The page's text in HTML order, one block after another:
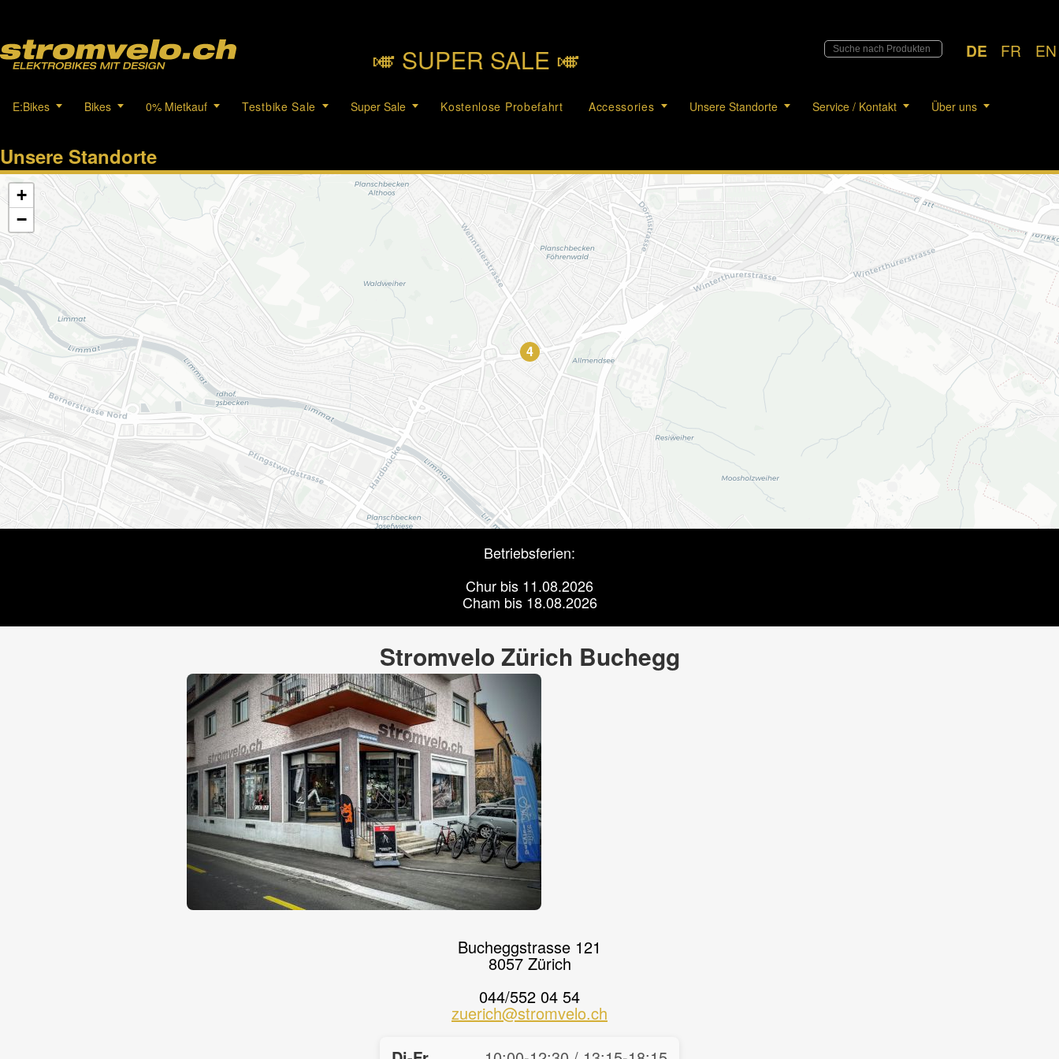
DE FR EN
🎺︎ SUPER SALE 🎺︎
E:Bikes Bikes 0% Mietkauf Testbike Sale Super Sale Kostenlose Probefahrt Accessories Unsere Standorte Service / Kontakt Über uns
Unsere Standorte
9
4
+
−
Betriebsferien:
Chur bis 11.08.2026
Cham bis 18.08.2026
Stromvelo Zürich Buchegg
Bucheggstrasse 121
8057 Zürich
044/552 04 54
zuerich@stromvelo.ch